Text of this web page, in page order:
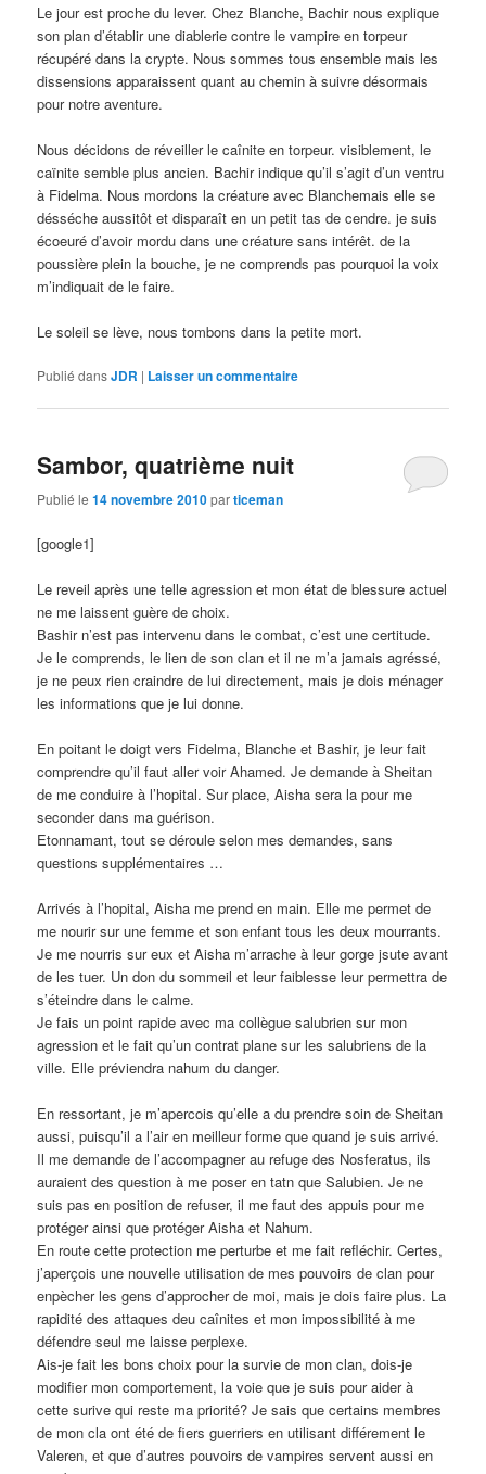
Le jour est proche du lever. Chez Blanche, Bachir nous explique
son plan d’établir une diablerie contre le vampire en torpeur
récupéré dans la crypte. Nous sommes tous ensemble mais les
dissensions apparaissent quant au chemin à suivre désormais
pour notre aventure.
Nous décidons de réveiller le caînite en torpeur. visiblement, le
caïnite semble plus ancien. Bachir indique qu’il s’agit d’un ventru
à Fidelma. Nous mordons la créature avec Blanchemais elle se
désséche aussitôt et disparaît en un petit tas de cendre. je suis
écoeuré d’avoir mordu dans une créature sans intérêt. de la
poussière plein la bouche, je ne comprends pas pourquoi la voix
m’indiquait de le faire.
Le soleil se lève, nous tombons dans la petite mort.
Publié dansJDR | Laisser un commentaire
Sambor, quatrième nuit
Publié le14 novembre 2010particeman
[google1]
Le reveil après une telle agression et mon état de blessure actuel
ne me laissent guère de choix.
Bashir n’est pas intervenu dans le combat, c’est une certitude.
Je le comprends, le lien de son clan et il ne m’a jamais agréssé,
je ne peux rien craindre de lui directement, mais je dois ménager
les informations que je lui donne.
En poitant le doigt vers Fidelma, Blanche et Bashir, je leur fait
comprendre qu’il faut aller voir Ahamed. Je demande à Sheitan
de me conduire à l’hopital. Sur place, Aisha sera la pour me
seconder dans ma guérison.
Etonnamant, tout se déroule selon mes demandes, sans
questions supplémentaires …
Arrivés à l’hopital, Aisha me prend en main. Elle me permet de
me nourir sur une femme et son enfant tous les deux mourrants.
Je me nourris sur eux et Aisha m’arrache à leur gorge jsute avant
de les tuer. Un don du sommeil et leur faiblesse leur permettra de
s’éteindre dans le calme.
Je fais un point rapide avec ma collègue salubrien sur mon
agression et le fait qu’un contrat plane sur les salubriens de la
ville. Elle préviendra nahum du danger.
En ressortant, je m’apercois qu’elle a du prendre soin de Sheitan
aussi, puisqu’il a l’air en meilleur forme que quand je suis arrivé.
Il me demande de l’accompagner au refuge des Nosferatus, ils
auraient des question à me poser en tatn que Salubien. Je ne
suis pas en position de refuser, il me faut des appuis pour me
protéger ainsi que protéger Aisha et Nahum.
En route cette protection me perturbe et me fait refléchir. Certes,
j’aperçois une nouvelle utilisation de mes pouvoirs de clan pour
enpècher les gens d’approcher de moi, mais je dois faire plus. La
rapidité des attaques deu caînites et mon impossibilité à me
défendre seul me laisse perplexe.
Ais-je fait les bons choix pour la survie de mon clan, dois-je
modifier mon comportement, la voie que je suis pour aider à
cette surive qui reste ma priorité? Je sais que certains membres
de mon cla ont été de fiers guerriers en utilisant différement le
Valeren, et que d’autres pouvoirs de vampires servent aussi en